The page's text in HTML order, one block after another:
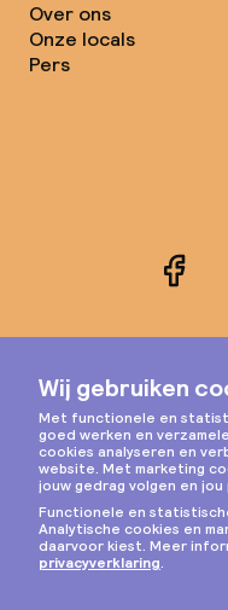
Over ons
Onze locals
Pers